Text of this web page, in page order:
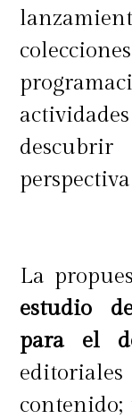
La
estudio
para el